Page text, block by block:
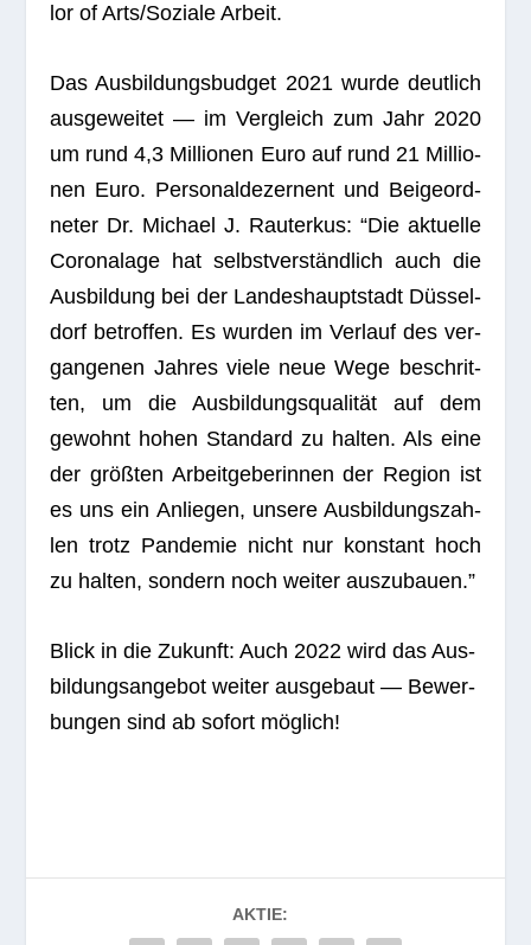
lor of Arts/Soziale Arbeit.
Das Aus­bil­dungs­bud­get 2021 wurde deut­lich
aus­ge­wei­tet — im Ver­gleich zum Jahr 2020
um rund 4,3 Mil­lio­nen Euro auf rund 21 Mil­lio­
nen Euro. Per­so­nal­de­zer­nent und Bei­geord­
ne­ter Dr. Michael J. Rau­ter­kus: “Die aktu­elle
Coro­nalage hat selbst­ver­ständ­lich auch die
Aus­bil­dung bei der Lan­des­haupt­stadt Düs­sel­
dorf betrof­fen. Es wur­den im Ver­lauf des ver­
gan­ge­nen Jah­res viele neue Wege beschrit­
ten, um die Aus­bil­dungs­qua­li­tät auf dem
gewohnt hohen Stan­dard zu hal­ten. Als eine
der größ­ten Arbeit­ge­be­rin­nen der Region ist
es uns ein Anlie­gen, unsere Aus­bil­dungs­zah­
len trotz Pan­de­mie nicht nur kon­stant hoch
zu hal­ten, son­dern noch wei­ter auszubauen.”
Blick in die Zukunft: Auch 2022 wird das Aus­
bil­dungs­an­ge­bot wei­ter aus­ge­baut — Bewer­
bun­gen sind ab sofort möglich!
AKTIE: